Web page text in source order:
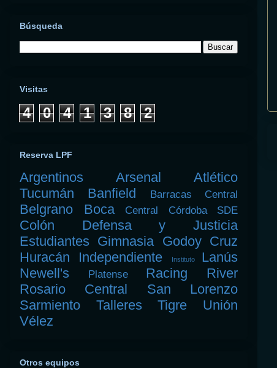
Búsqueda
Visitas
4 0 4 1 3 8 2
Reserva LPF
Argentinos Arsenal
Atlético
Tucumán
Banfield Barracas Central
Belgrano Boca Central Córdoba SDE
Colón
Defensa y Justicia
Estudiantes Gimnasia Godoy Cruz
Huracán
Independiente Instituto
Lanús
Newell's
Platense Racing
River
Rosario Central
San Lorenzo
Sarmiento
Talleres Tigre
Unión
Vélez
Otros equipos